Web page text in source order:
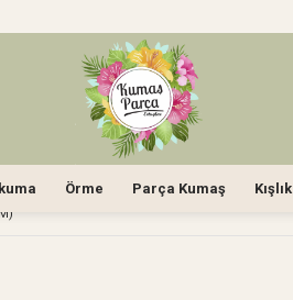
Örme Parça Kumaş Kışlık